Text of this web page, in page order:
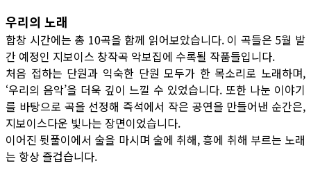
우리의 노래
합창 시간에는 총 10곡을 함께 읽어보았습니다. 이 곡들은 5월 발
간 예정인 지보이스 창작곡 악보집에 수록될 작품들입니다.
처음 접하는 단원과 익숙한 단원 모두가 한 목소리로 노래하며,
‘우리의 음악’을 더욱 깊이 느낄 수 있었습니다. 또한 나눈 이야기
를 바탕으로 곡을 선정해 즉석에서 작은 공연을 만들어낸 순간은,
지보이스다운 빛나는 장면이었습니다.
이어진 뒷풀이에서 술을 마시며 술에 취해, 흥에 취해 부르는 노래
는 항상 즐겁습니다.